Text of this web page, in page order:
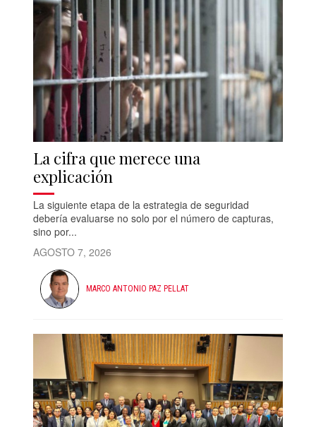
La cifra que merece una
explicación
La siguiente etapa de la estrategia de seguridad
debería evaluarse no solo por el número de capturas,
sino por...
AGOSTO 7, 2026
MARCO ANTONIO PAZ PELLAT